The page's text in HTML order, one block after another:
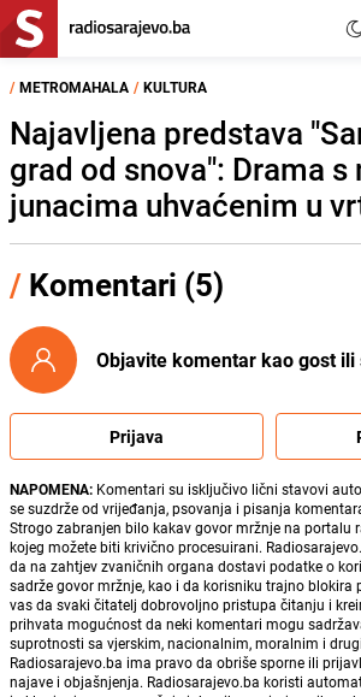
/ METROMAHALA / KULTURA
Najavljena predstava
grad od snova": Drama
junacima uhvaćenim u
/ Komentari (5)
Objavite komentar kao gost
Prijava
NAPOMENA: Komentari su isključivo lični stavovi
se suzdrže od vrijeđanja, psovanja i pisanja
Strogo zabranjen bilo kakav govor mržnje na portalu
kojeg možete biti krivično procesuirani.
da na zahtjev zvaničnih organa dostavi podatke o
sadrže govor mržnje, kao i da korisniku trajno blokira
vas da svaki čitatelj dobrovoljno pristupa čitanju i
prihvata mogućnost da neki komentari mogu
suprotnosti sa vjerskim, nacionalnim, moralnim i
Radiosarajevo.ba ima pravo da obriše sporne ili
najave i objašnjenja. Radiosarajevo.ba koristi